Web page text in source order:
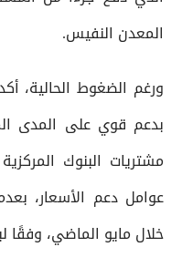
المعدن النفيس.
ورغم الضغوط الحالية،
بدعم قوي على المدى
مشتريات البنوك
خلال مايو الماضي، وفقًا